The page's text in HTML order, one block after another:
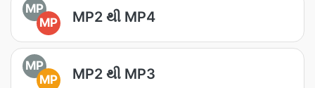
MP
MP
MP2 થી MP4
MP
MP
MP2 થી MP3